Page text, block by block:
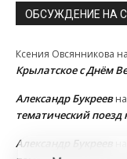
ОБСУЖДЕНИЕ НА
Ксения Овсянникова на
Крылатское с Днём
Александр Букреевна
тематический
Александр Букреев